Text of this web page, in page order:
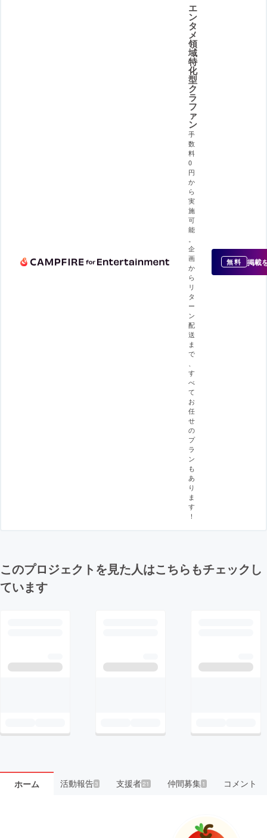
エ
ン
タ
メ
領
域
特
化
型
ク
ラ
フ
ァ
ン
手
数
料
0
円
か
ら
実
施
可
能
企
画
か
ら
リ
タ
ー
ン
配
送
ま
で
す
べ
て
お
任
せ
の
プ
ラ
ン
も
あ
り
ま
す
！
無料 掲載
このプロジェクトを見た人はこちらもチェックし
ています
ホーム 活動報告3 支援者 21 仲間募集 1 コメント